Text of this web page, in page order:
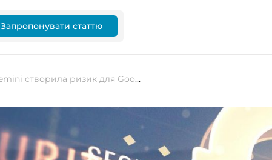
Запропонувати статтю
Інтеграція Gemini створила ризик для Google API-ключів